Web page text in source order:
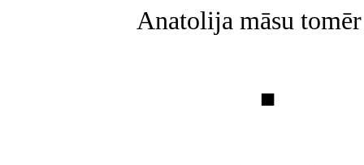
Anatolija māsu
■